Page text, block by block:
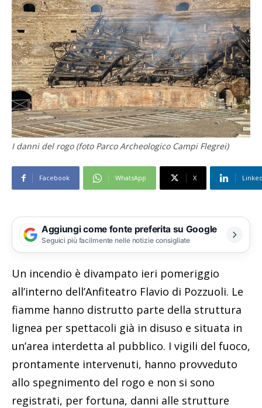
I danni del rogo (foto Parco Archeologico Campi Flegrei)
Facebook WhatsApp X
Aggiungi come fonte preferita su Google
Seguici più facilmente nelle notizie consigliate
Un incendio è divampato ieri pomeriggio
all’interno dell’Anfiteatro Flavio di Pozzuoli. Le
fiamme hanno distrutto parte della struttura
lignea per spettacoli già in disuso e situata in
un’area interdetta al pubblico. I vigili del fuoco,
prontamente intervenuti, hanno provveduto
allo spegnimento del rogo e non si sono
registrati, per fortuna, danni alle strutture